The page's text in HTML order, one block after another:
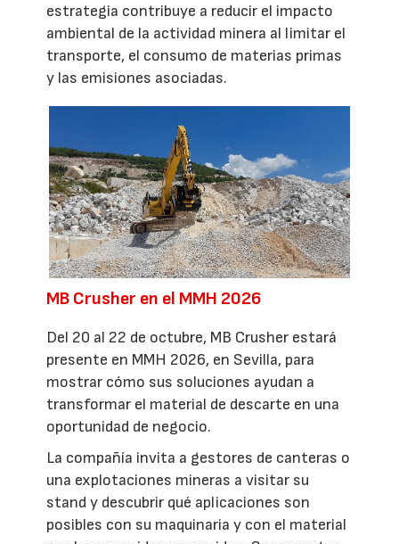
estrategia contribuye a reducir el impacto
ambiental de la actividad minera al limitar el
transporte, el consumo de materias primas
y las emisiones asociadas.
MB Crusher en el MMH 2026
Del 20 al 22 de octubre, MB Crusher estará
presente en MMH 2026, en Sevilla, para
mostrar cómo sus soluciones ayudan a
transformar el material de descarte en una
oportunidad de negocio.
La compañía invita a gestores de canteras o
una explotaciones mineras a visitar su
stand y descubrir qué aplicaciones son
posibles con su maquinaria y con el material